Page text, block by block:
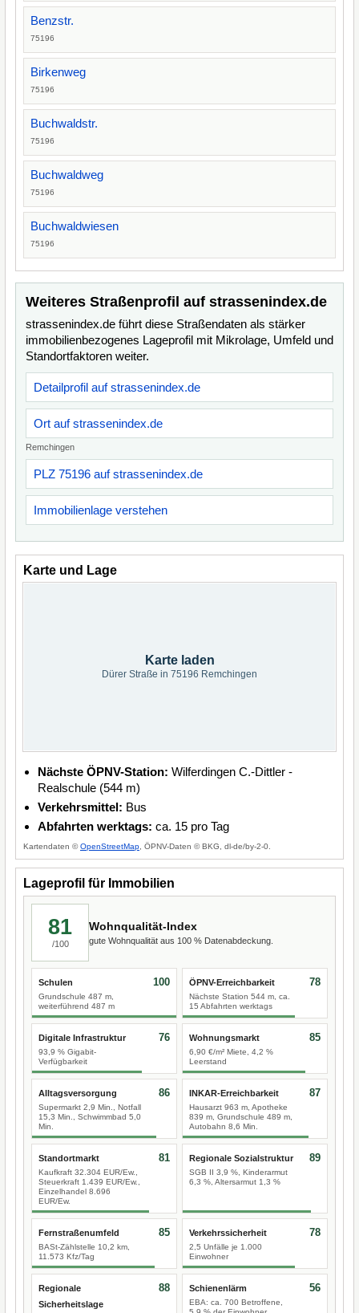
Benzstr.
75196
Birkenweg
75196
Buchwaldstr.
75196
Buchwaldweg
75196
Buchwaldwiesen
75196
Weiteres Straßenprofil auf strassenindex.de
strassenindex.de führt diese Straßendaten als stärker
immobilienbezogenes Lageprofil mit Mikrolage, Umfeld und
Standortfaktoren weiter.
Detailprofil auf strassenindex.de
Ort auf strassenindex.de
Remchingen
PLZ 75196 auf strassenindex.de
Immobilienlage verstehen
Karte und Lage
Karte laden
Dürer Straße in 75196 Remchingen
Nächste ÖPNV-Station: Wilferdingen C.-Dittler -
Realschule (544 m)
Verkehrsmittel: Bus
Abfahrten werktags: ca. 15 pro Tag
Kartendaten ©OpenStreetMap , ÖPNV-Daten © BKG, dl-de/by-2-0.
Lageprofil für Immobilien
81
/100
Wohnqualität-Index
gute Wohnqualität aus 100 % Datenabdeckung.
Schulen
Grundschule 487 m,
weiterführend 487 m
100 ÖPNV-Erreichbarkeit
Nächste Station 544 m, ca.
15 Abfahrten werktags
78
Digitale Infrastruktur
93,9 % Gigabit-
Verfügbarkeit
76 Wohnungsmarkt
6,90 €/m² Miete, 4,2 %
Leerstand
85
Alltagsversorgung
Supermarkt 2,9 Min., Notfall
15,3 Min., Schwimmbad 5,0
Min.
86 INKAR-Erreichbarkeit
Hausarzt 963 m, Apotheke
839 m, Grundschule 489 m,
Autobahn 8,6 Min.
87
Standortmarkt
Kaufkraft 32.304 EUR/Ew.,
Steuerkraft 1.439 EUR/Ew.,
Einzelhandel 8.696
EUR/Ew.
81 Regionale Sozialstruktur
SGB II 3,9 %, Kinderarmut
6,3 %, Altersarmut 1,3 %
89
Fernstraßenumfeld
BASt-Zählstelle 10,2 km,
11.573 Kfz/Tag
85 Verkehrssicherheit
2,5 Unfälle je 1.000
Einwohner
78
Regionale
Sicherheitslage
88 Schienenlärm
EBA: ca. 700 Betroffene,
56